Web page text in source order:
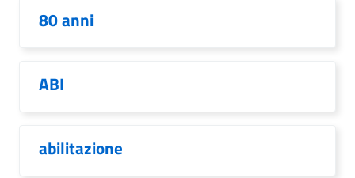
80 anni
ABI
abilitazione